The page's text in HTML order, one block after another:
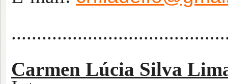
...
Carmen Lúcia Silva